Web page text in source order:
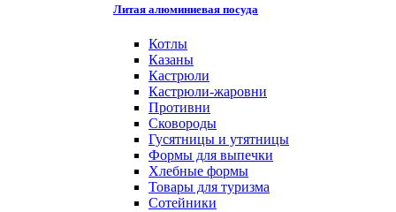
Литая алюминиевая посуда
Котлы
Казаны
Кастрюли
Кастрюли-жаровни
Противни
Сковороды
Гусятницы и утятницы
Формы для выпечки
Хлебные формы
Товары для туризма
Сотейники